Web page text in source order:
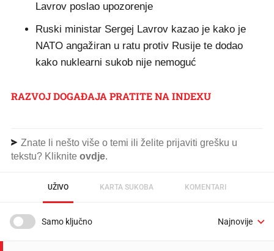
Lavrov poslao upozorenje
Ruski ministar Sergej Lavrov kazao je kako je
NATO angažiran u ratu protiv Rusije te dodao
kako nuklearni sukob nije nemoguć
RAZVOJ DOGAĐAJA PRATITE NA INDEXU
Znate li nešto više o temi ili želite prijaviti grešku u
tekstu? Kliknite ovdje.
UŽIVO KARTA SUKOBA KOMENTARI
Samo ključno